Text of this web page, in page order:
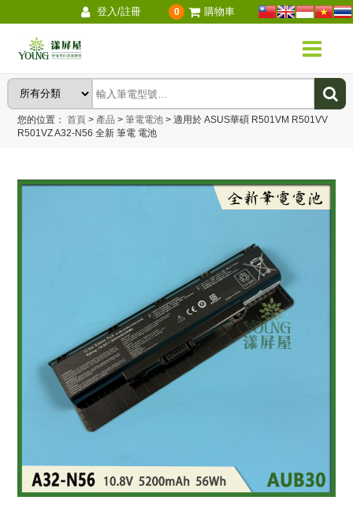
登入/註冊 0 購物車
您的位置：首頁 > 產品 > 筆電電池 > 適用於 ASUS華碩 R501VM R501VV
R501VZ A32-N56 全新 筆電 電池